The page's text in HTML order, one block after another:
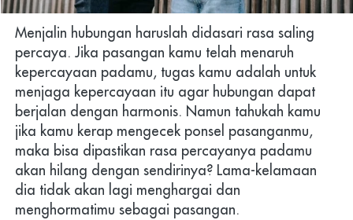
Menjalin hubungan haruslah didasari rasa saling
percaya. Jika pasangan kamu telah menaruh
kepercayaan padamu, tugas kamu adalah untuk
menjaga kepercayaan itu agar hubungan dapat
berjalan dengan harmonis. Namun tahukah kamu
jika kamu kerap mengecek ponsel pasanganmu,
maka bisa dipastikan rasa percayanya padamu
akan hilang dengan sendirinya? Lama-kelamaan
dia tidak akan lagi menghargai dan
menghormatimu sebagai pasangan.